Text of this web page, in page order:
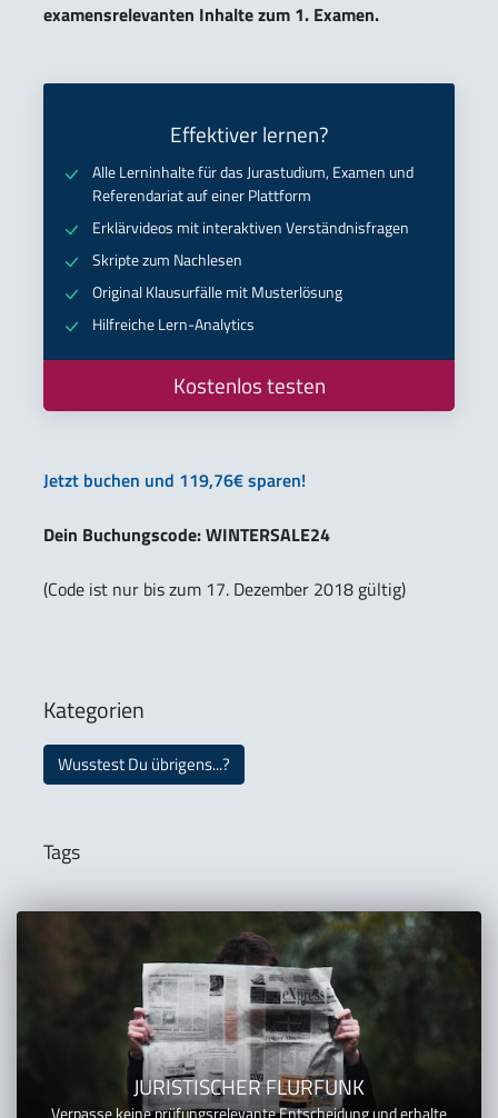
examensrelevanten Inhalte zum 1. Examen.
Effektiver lernen?
Alle Lerninhalte für das Jurastudium, Examen und
Referendariat auf einer Plattform
Erklärvideos mit interaktiven Verständnisfragen
Skripte zum Nachlesen
Original Klausurfälle mit Musterlösung
Hilfreiche Lern-Analytics
Kostenlos testen
Jetzt buchen und 119,76€ sparen!
Dein Buchungscode: WINTERSALE24
(Code ist nur bis zum 17. Dezember 2018 gültig)
Kategorien
Wusstest Du übrigens...?
Tags
JURISTISCHER FLURFUNK